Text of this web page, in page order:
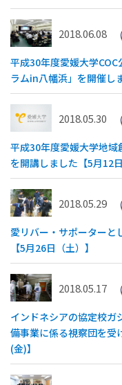
2018.06.08
平成30年度愛媛大学
ラムin八幡浜」を開催し
2018.05.30
平成30年度愛媛大学地
を開講しました【5月12日
2018.05.29
愛リバー・サポーターと
【5月26日（土）】
2018.05.17
インドネシアの協定校ガ
備事業に係る視察団を受
(金)】